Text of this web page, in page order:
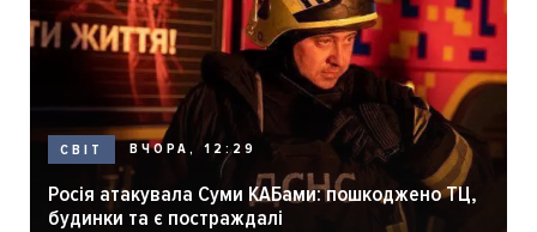
СВІТ ВЧОРА, 12:29
Росія атакувала Суми КАБами: пошкоджено ТЦ,
будинки та є постраждалі